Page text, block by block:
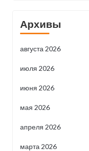
Архивы
августа 2026
июля 2026
июня 2026
мая 2026
апреля 2026
марта 2026